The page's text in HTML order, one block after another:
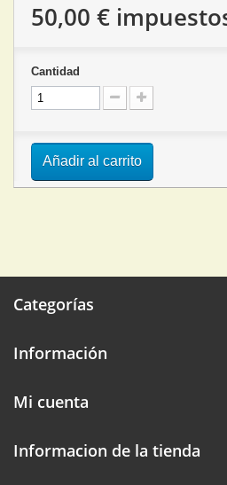
50,00 €
Cantidad
Añadir al carrito
Categorías
Información
Mi cuenta
Informacion de la tienda